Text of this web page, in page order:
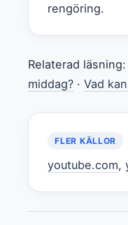
rengöring.
Relaterad läsning:
middag? · Vad
FLER KÄLLOR
youtube.com,